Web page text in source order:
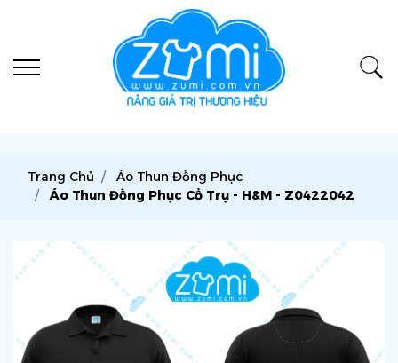
Trang Chủ
Áo Thun Đồng Phục
Áo Thun Đồng Phục Cổ Trụ - H&M - Z0422042